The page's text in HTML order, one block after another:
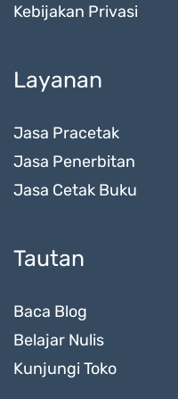
Kebijakan Privasi
Layanan
Jasa Pracetak
Jasa Penerbitan
Jasa Cetak Buku
Tautan
Baca Blog
Belajar Nulis
Kunjungi Toko